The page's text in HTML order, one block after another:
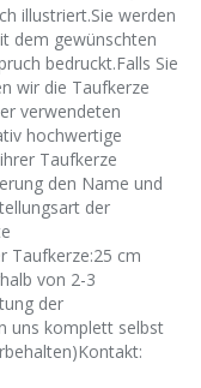
illustriert.Sie werden
dem gewünschten
bedruckt.Falls Sie
wir die Taufkerze
verwendeten
hochwertige
Taufkerze
den Name und
der
Taufkerze:25 cm
von 2-3
der
uns komplett selbst